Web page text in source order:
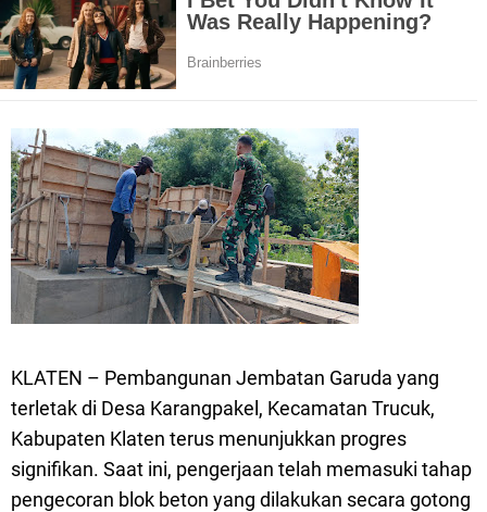
KLATEN – Pembangunan Jembatan Garuda yang
terletak di Desa Karangpakel, Kecamatan Trucuk,
Kabupaten Klaten terus menunjukkan progres
signifikan. Saat ini, pengerjaan telah memasuki tahap
pengecoran blok beton yang dilakukan secara gotong